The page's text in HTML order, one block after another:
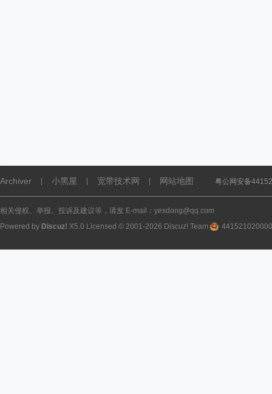
Archiver 小黑屋 宽带技术网 网站地图 粤公网安备
相关侵权、举报、投诉及建议等，请发 E-mail：yesdong@qq.com
Powered by Discuz! X5.0 Licensed © 2001-2026 Discuz! Team.